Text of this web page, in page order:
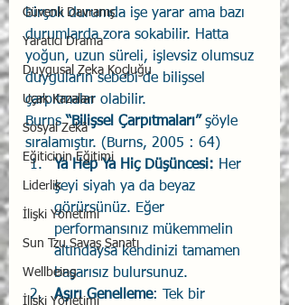
Güvenli Davranış
Yaratıcı Drama
Duygusal Zeka Koçluğu
Uçak Kazaları
Sosyal Zekâ
Eğiticinin Eğitimi
Liderlik
İlişki Yönetimi
Sun Tzu Savaş Sanatı
Wellbeing
İlişki Yönetimi
birçok durumda işe yarar ama bazı
durumlarda zora sokabilir. Hatta
yoğun, uzun süreli, işlevsiz olumsuz
duyguların sebebi de bilişsel
çarpıtmalar olabilir.
Burns “Bilişsel Çarpıtmaları” şöyle
sıralamıştır. (Burns, 2005 : 64)
Ya Hep Ya Hiç Düşüncesi: Her
şeyi siyah ya da beyaz
görürsünüz. Eğer
performansınız mükemmelin
altındaysa kendinizi tamamen
başarısız bulursunuz.
Aşırı Genelleme: Tek bir